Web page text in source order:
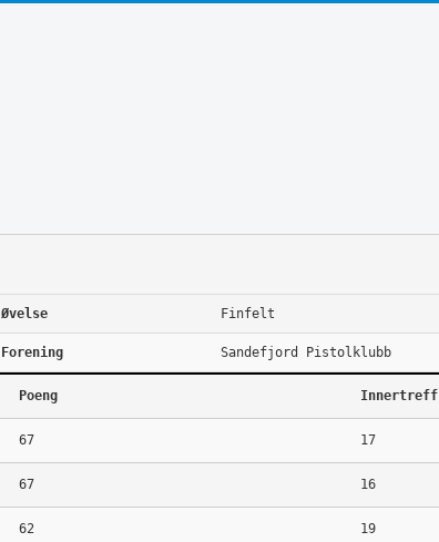
Øvelse Finfelt
Forening Sandefjord Pistolklubb
Poeng Innertreff
67 17
67 16
62 19